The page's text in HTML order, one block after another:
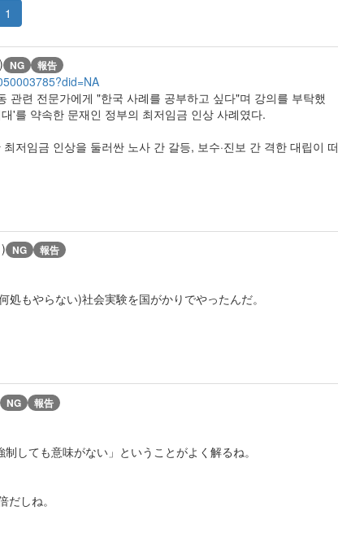
1
NG 報告
관련 전문가에게 "한국 사례를 공부하고 싶다"며 강의를 부탁했
'를 약속한 문재인 정부의 최저임금 인상 사례였다.
저임금 인상을 둘러싼 노사 간 갈등, 보수·진보 간 격한 대립이 떠
NG 報告
もやらない)社会実験を国がかりでやったんだ。
NG 報告
しても意味がない」ということがよく解るね。
しね。